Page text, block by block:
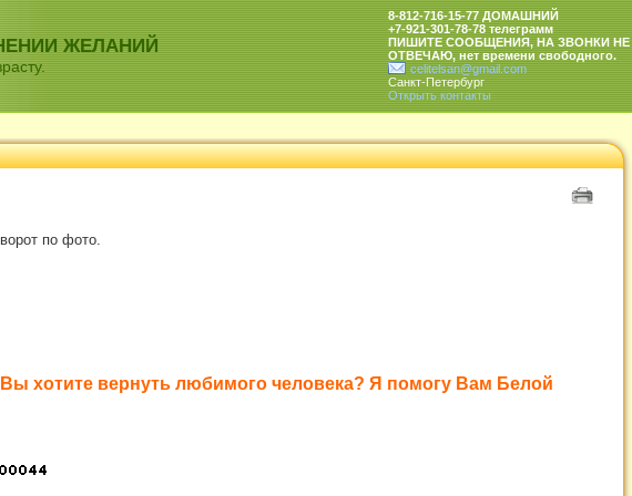
ЖЕЛАНИЙ
8-812-716-15-77 ДОМАШНИЙ
+7-921-301-78-78 телеграмм
ПИШИТЕ СООБЩЕНИЯ, НА ЗВОНКИ НЕ
ОТВЕЧАЮ, нет времени свободного.
celitelsan@gmail.com
Санкт-Петербург
Открыть контакты
по фото.
хотите вернуть любимого человека? Я помогу Вам Белой